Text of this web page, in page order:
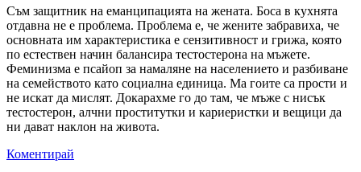
Съм защитник на еманципацията на жената. Боса в кухнята
отдавна не е проблема. Проблема е, че жените забравиха, че
основната им характеристика е сензитивност и грижа, която
по естествен начин балансира тестостерона на мъжете.
Феминизма е псайоп за намаляне на населението и разбиване
на семейството като социална единица. Ма гоите са прости и
не искат да мислят. Докарахме го до там, че мъже с нисък
тестостерон, алчни проститутки и кариеристки и вещици да
ни дават наклон на живота.
Коментирай